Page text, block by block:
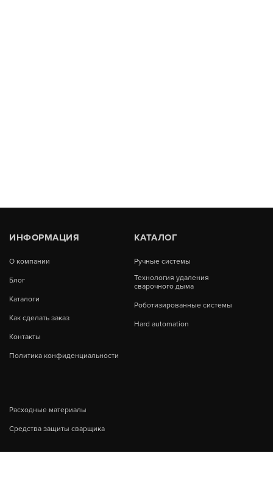
ИНФОРМАЦИЯ
О компании
Блог
Каталоги
Как сделать заказ
Контакты
Политика конфиденциальности
КАТАЛОГ
Ручные системы
Технология удаления
сварочного дыма
Роботизированные системы
Hard automation
Расходные материалы
Средства защиты сварщика